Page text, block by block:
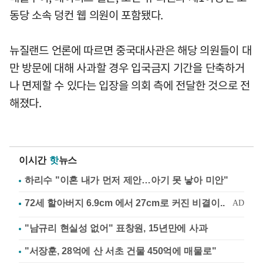
동당 소속 덩컨 웹 의원이 포함됐다.
뉴질랜드 언론에 따르면 중국대사관은 해당 의원들이 대
만 방문에 대해 사과할 경우 입국금지 기간을 단축하거
나 면제할 수 있다는 입장을 의회 측에 전달한 것으로 전
해졌다.
이시간 핫뉴스
하리수 "이혼 내가 먼저 제안…아기 못 낳아 미안"
"남규리 현실성 없어" 표창원, 15년만에 사과
"서장훈, 28억에 산 서초 건물 450억에 매물로"